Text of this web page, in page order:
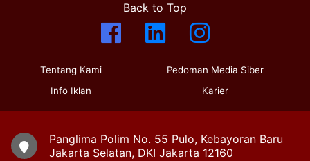
Back to Top
Tentang Kami
Info Iklan
Pedoman Media Siber
Karier
Panglima Polim No. 55 Pulo, Kebayoran Baru
Jakarta Selatan, DKI Jakarta 12160